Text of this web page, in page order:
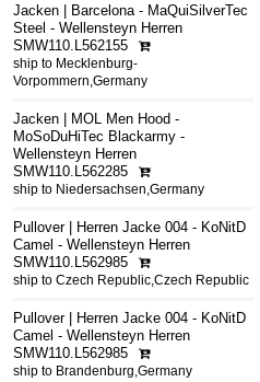
Jacken | Barcelona - MaQuiSilverTec
Steel - Wellensteyn Herren
SMW110.L562155
ship to Mecklenburg-
Vorpommern,Germany
Jacken | MOL Men Hood -
MoSoDuHiTec Blackarmy -
Wellensteyn Herren
SMW110.L562285
ship to Niedersachsen,Germany
Pullover | Herren Jacke 004 - KoNitD
Camel - Wellensteyn Herren
SMW110.L562985
ship to Czech Republic,Czech Republic
Pullover | Herren Jacke 004 - KoNitD
Camel - Wellensteyn Herren
SMW110.L562985
ship to Brandenburg,Germany